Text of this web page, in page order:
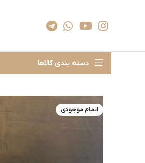
دسته بندی کالاها
اتمام موجودی